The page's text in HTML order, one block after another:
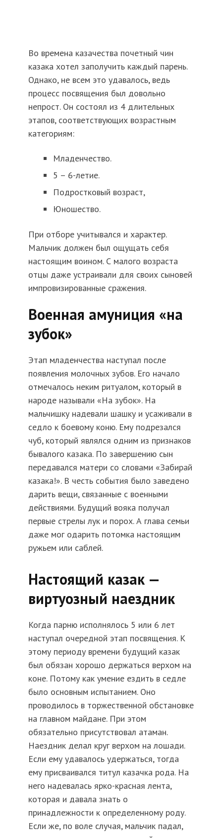
Во времена казачества почетный чин
казака хотел заполучить каждый парень.
Однако, не всем это удавалось, ведь
процесс посвящения был довольно
непрост. Он состоял из 4 длительных
этапов, соответствующих возрастным
категориям:
Младенчество.
5 – 6-летие.
Подростковый возраст,
Юношество.
При отборе учитывался и характер.
Мальчик должен был ощущать себя
настоящим воином. С малого возраста
отцы даже устраивали для своих сыновей
импровизированные сражения.
Военная амуниция «на
зубок»
Этап младенчества наступал после
появления молочных зубов. Его начало
отмечалось неким ритуалом, который в
народе называли «На зубок». На
мальчишку надевали шашку и усаживали в
седло к боевому коню. Ему подрезался
чуб, который являлся одним из признаков
бывалого казака. По завершению сын
передавался матери со словами «Забирай
казака!». В честь события было заведено
дарить вещи, связанные с военными
действиями. Будущий вояка получал
первые стрелы лук и порох. А глава семьи
даже мог одарить потомка настоящим
ружьем или саблей.
Настоящий казак —
виртуозный наездник
Когда парню исполнялось 5 или 6 лет
наступал очередной этап посвящения. К
этому периоду времени будущий казак
был обязан хорошо держаться верхом на
коне. Потому как умение ездить в седле
было основным испытанием. Оно
проводилось в торжественной обстановке
на главном майдане. При этом
обязательно присутствовал атаман.
Наездник делал круг верхом на лошади.
Если ему удавалось удержаться, тогда
ему присваивался титул казачка рода. На
него надевалась ярко-красная лента,
которая и давала знать о
принадлежности к определенному роду.
Если же, по воле случая, мальчик падал,